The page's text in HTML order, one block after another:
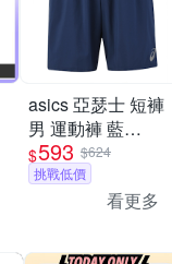
asics 亞瑟士 短褲
男 運動褲 藍
2033B130-401
$593 $624
挑戰低價
看更多